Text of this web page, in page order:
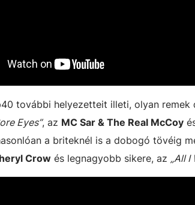
további helyezetteit illeti, olyan
Eyes”, az MC Sar & The Real McCoy
a briteknél is a dobogó tövéig
Crow és legnagyobb sikere, az „All I